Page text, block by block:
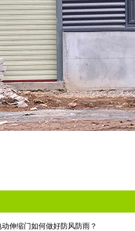
动伸缩门如何做好防风防雨？